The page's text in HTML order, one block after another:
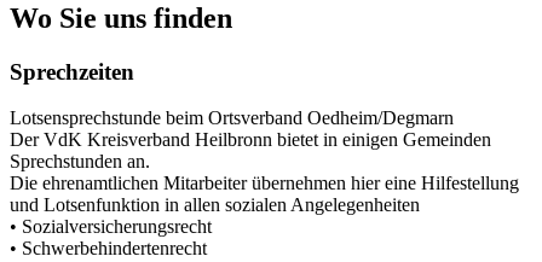
Wo Sie uns finden
Sprechzeiten
Lotsensprechstunde beim Ortsverband Oedheim/Degmarn
Der VdK Kreisverband Heilbronn bietet in einigen Gemeinden
Sprechstunden an.
Die ehrenamtlichen Mitarbeiter übernehmen hier eine Hilfestellung
und Lotsenfunktion in allen sozialen Angelegenheiten
• Sozialversicherungsrecht
• Schwerbehindertenrecht